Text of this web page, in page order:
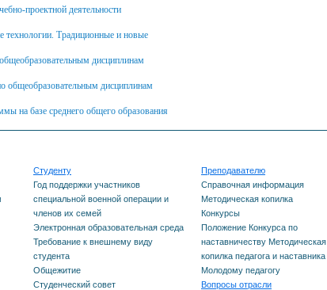
приема на
Положение о порядке
индивидуальных
поступающих
Положение об
экзаменационной
Электронная
образовательная среда
виду студента
Студенческий совет
Культура и спорт
Молодежь против
терроризма и экстремизма
документы
и отчеты
32.00.00
и
Курсы повышения
Дополнительные
общеразвивающие
НМ и ФО
Календарный учебный
график обучения
проектной деятельности
технологии. Традиционные и новые
дисциплинам
общеобразовательным дисциплинам
на базе среднего общего образования
Студенту
Год поддержки участников
специальной военной операции и
членов их семей
Электронная образовательная среда
Требование к внешнему виду
студента
Общежитие
Студенческий совет
Преподавателю
Справочная информация
Методическая копилка
Конкурсы
Положение Конкурса по
наставничеству Методическая
копилка педагога и наставника
Молодому педагогу
Вопросы отрасли